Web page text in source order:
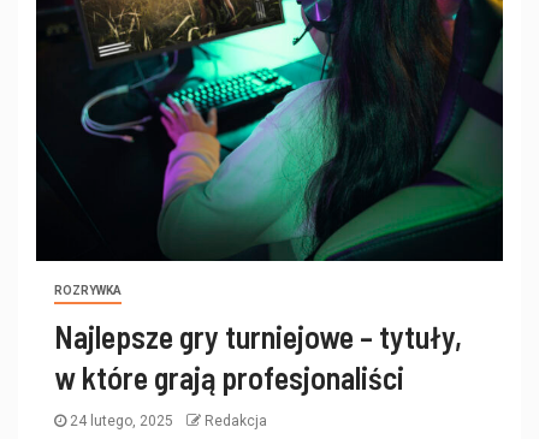
ROZRYWKA
Najlepsze gry turniejowe – tytuły,
w które grają profesjonaliści
24 lutego, 2025 Redakcja